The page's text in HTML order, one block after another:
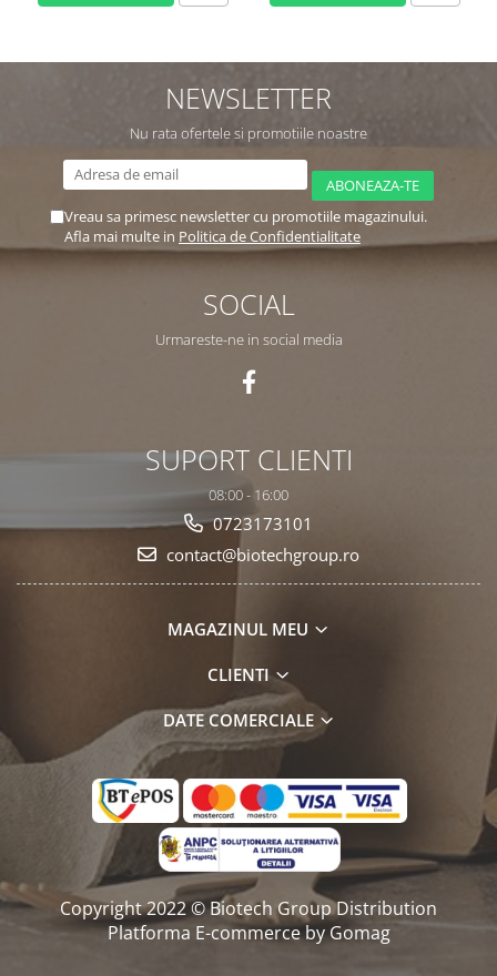
NEWSLETTER
Nu rata ofertele si promotiile noastre
Vreau sa primesc newsletter cu promotiile magazinului.
Afla mai multe in Politica de Confidentialitate
SOCIAL
Urmareste-ne in social media
SUPORT CLIENTI
08:00 - 16:00
0723173101
contact@biotechgroup.ro
MAGAZINUL MEU
CLIENTI
DATE COMERCIALE
Copyright 2022 © Biotech Group Distribution
Platforma E-commerce by Gomag